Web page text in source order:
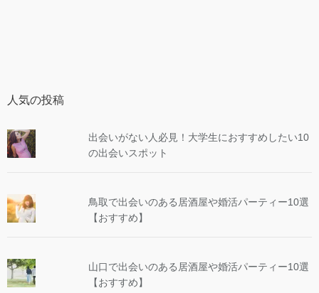
人気の投稿
出会いがない人必見！大学生におすすめしたい10
の出会いスポット
鳥取で出会いのある居酒屋や婚活パーティー10選
【おすすめ】
山口で出会いのある居酒屋や婚活パーティー10選
【おすすめ】